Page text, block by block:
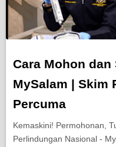
Cara Mohon dan
MySalam | Skim
Percuma
Kemaskini! Permohonan,
Perlindungan Nasional -